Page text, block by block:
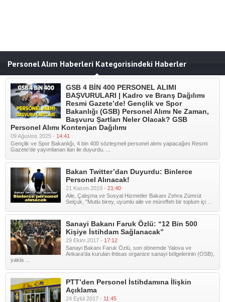
Personel Alım Haberleri Kategorisindeki Haberler
GSB 4 BİN 400 PERSONEL ALIMI
BAŞVURULARI | Kadro ve Branş Dağılımı
Resmi Gazete’de! Gençlik ve Spor
Bakanlığı (GSB) Personel Alımı Ne Zaman,
Başvuru Şartları Neler Olacak? GSB
Personel Alımı Kontenjan Dağılımı
09 Ağustos 2025 - 14:41
Gençlik ve Spor Bakanlığı, 4 bin 400 sözleşmeli personel alımı yapacağını Resmi
Gazete’de yayımlanan ilan ile duyurdu. ...
Bakan Twitter’dan Duyurdu: Binlerce
Personel Alınacak!
21 Kasım 2019 - 21:40
Aile, Çalışma ve Sosyal Hizmetler Bakanı Zehra Zümrüt
Selçuk, "Mutlu birey, uyumlu aile ve müreffeh bir toplum içi ...
Sanayi Bakanı Faruk Özlü: “12 Bin 500
Kişiye İstihdam Sağlanacak”
29 Ekim 2017 - 17:12
Sanayi Bakanı Faruk Özlü, son dönemde Yalova ve
Ankara'da kurulan ihtisas organize sanayi bölgelerinin (OSB),
yakla ...
PTT’den Personel İstihdamına İlişkin
Açıklama
24 Eylül 2017 - 11:45